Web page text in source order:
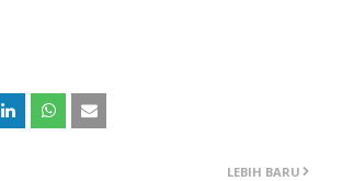
LEBIH BARU